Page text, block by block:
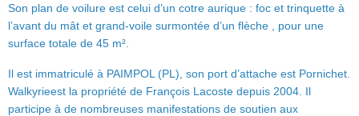
Son plan de voilure est celui d’un cotre aurique : foc et trinquette à
l’avant du mât et grand-voile surmontée d’un flèche , pour une
surface totale de 45 m².
Il est immatriculé à PAIMPOL (PL), son port d’attache est Pornichet.
Walkyrieest la propriété de François Lacoste depuis 2004. Il
participe à de nombreuses manifestations de soutien aux